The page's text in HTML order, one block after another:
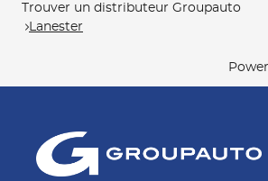
Trouver un distributeur Groupauto
Lanester